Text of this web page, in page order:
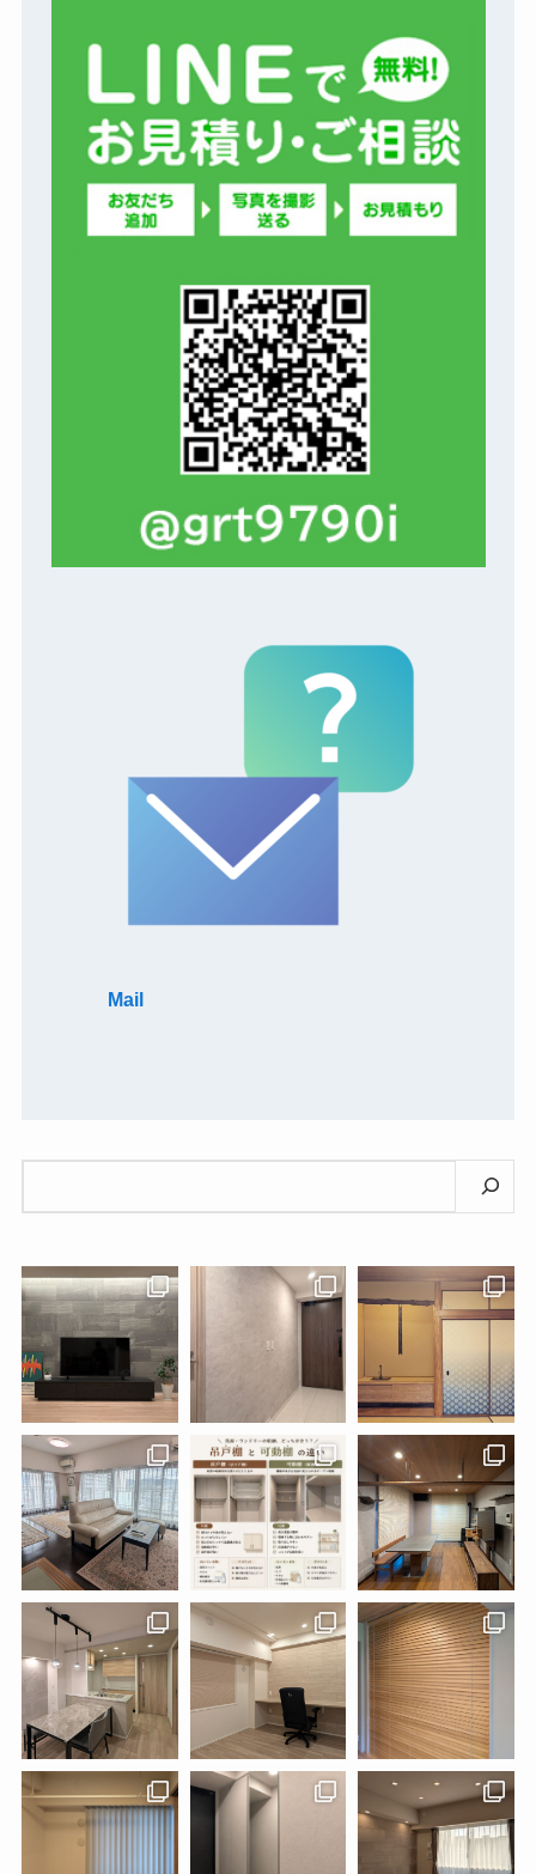
Mail